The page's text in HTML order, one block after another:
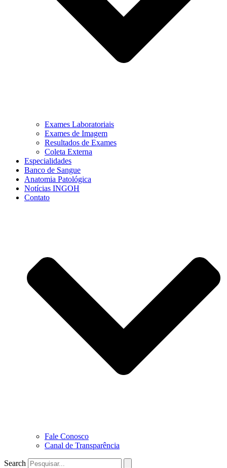
Exames Laboratoriais
Exames de Imagem
Resultados de Exames
Coleta Externa
Especialidades
Banco de Sangue
Anatomia Patológica
Notícias INGOH
Contato
Fale Conosco
Canal de Transparência
Search